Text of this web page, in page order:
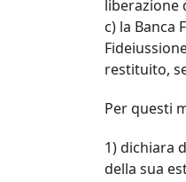
liberazione
c) la Banca
restituito,
Per questi
1) dichiara
della sua